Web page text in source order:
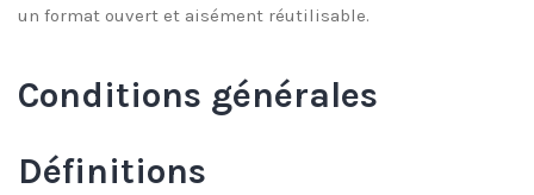
un format ouvert et aisément réutilisable.
Conditions générales
Définitions